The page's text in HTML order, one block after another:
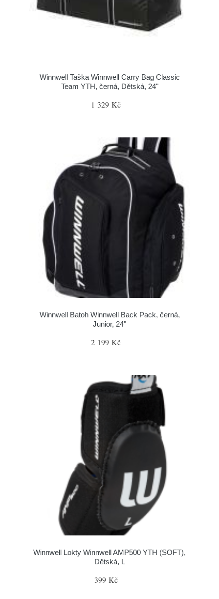
Winnwell Taška Winnwell Carry Bag Classic
Team YTH, černá, Dětská, 24"
1 329 Kč
Winnwell Batoh Winnwell Back Pack, černá,
Junior, 24"
2 199 Kč
Winnwell Lokty Winnwell AMP500 YTH (SOFT),
Dětská, L
399 Kč